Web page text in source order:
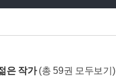
은 작가 (총 59권 모두보기)